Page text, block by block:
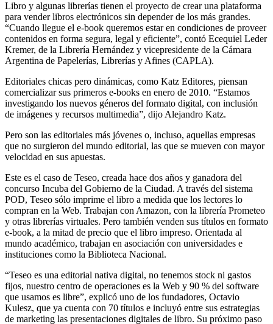
Libro y algunas librerías tienen el proyecto de crear una plataforma
para vender libros electrónicos sin depender de los más grandes.
“Cuando llegue el e-book queremos estar en condiciones de proveer
contenidos en forma segura, legal y eficiente”, contó Ecequiel Leder
Kremer, de la Librería Hernández y vicepresidente de la Cámara
Argentina de Papelerías, Librerías y Afines (CAPLA).
Editoriales chicas pero dinámicas, como Katz Editores, piensan
comercializar sus primeros e-books en enero de 2010. “Estamos
investigando los nuevos géneros del formato digital, con inclusión
de imágenes y recursos multimedia”, dijo Alejandro Katz.
Pero son las editoriales más jóvenes o, incluso, aquellas empresas
que no surgieron del mundo editorial, las que se mueven con mayor
velocidad en sus apuestas.
Este es el caso de Teseo, creada hace dos años y ganadora del
concurso Incuba del Gobierno de la Ciudad. A través del sistema
POD, Teseo sólo imprime el libro a medida que los lectores lo
compran en la Web. Trabajan con Amazon, con la librería Prometeo
y otras librerías virtuales. Pero también venden sus títulos en formato
e-book, a la mitad de precio que el libro impreso. Orientada al
mundo académico, trabajan en asociación con universidades e
instituciones como la Biblioteca Nacional.
“Teseo es una editorial nativa digital, no tenemos stock ni gastos
fijos, nuestro centro de operaciones es la Web y 90 % del software
que usamos es libre”, explicó uno de los fundadores, Octavio
Kulesz, que ya cuenta con 70 títulos e incluyó entre sus estrategias
de marketing las presentaciones digitales de libro. Su próximo paso